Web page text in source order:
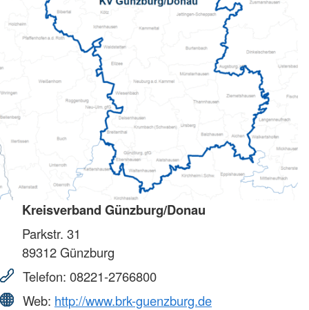
Kreisverband Günzburg/Donau
Parkstr. 31
89312Günzburg
Telefon: 08221-2766800
Web: http://www.brk-guenzburg.de